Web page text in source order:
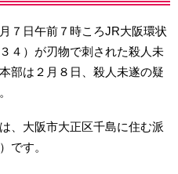
７日午前７時ころJR大阪環状
４）が刃物で刺された殺人未
部は２月８日、殺人未遂の疑
、大阪市大正区千島に住む派
です。